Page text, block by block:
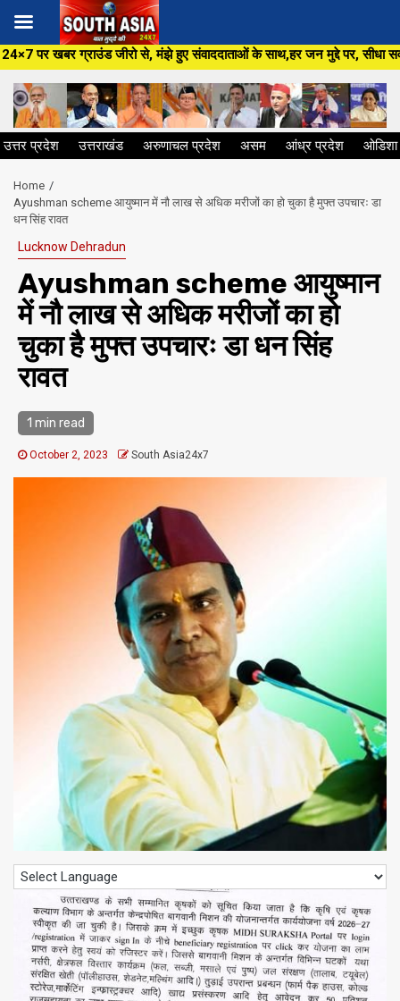
Skip
to
content
हुए संवाददाताओं के साथ,हर जन मुद्दे पर, सीधा सवाल सरकार से ,सिर्फ
उत्तर प्रदेश उत्तराखंड अरुणाचल प्रदेश असम आंध्र प्रदेश ओडिशा
Home
Ayushman scheme आयुष्मान में नौ लाख से अधिक मरीजों का हो चुका है मुफ्त उपचारः डा
धन सिंह रावत
Lucknow Dehradun
Ayushman scheme आयुष्मान
में नौ लाख से अधिक मरीजों का हो
चुका है मुफ्त उपचारः डा धन सिंह
रावत
1 min read
October 2, 2023 South Asia24x7